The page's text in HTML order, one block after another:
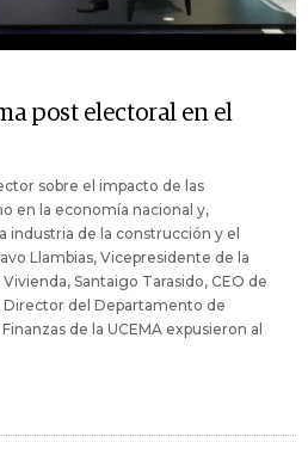
post electoral en el
sobre el impacto de las
en la economía nacional y,
industria de la construcción y el
Llambias, Vicepresidente de la
Santaigo Tarasido, CEO de
Director del Departamento de
de la UCEMA expusieron al